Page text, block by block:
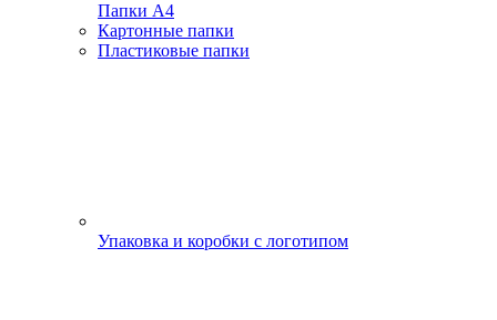
Папки А4
Картонные папки
Пластиковые папки
Упаковка и коробки с логотипом